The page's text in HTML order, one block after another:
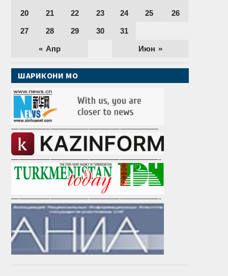
« Апр Июн »
20 21 22 23 24 25 26
27 28 29 30 31
ШАРИКОНИ МО
———————————————————
———————————————————-
———————————————————-